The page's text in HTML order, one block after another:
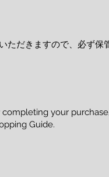
だきますので、必ず保
your
Guide.